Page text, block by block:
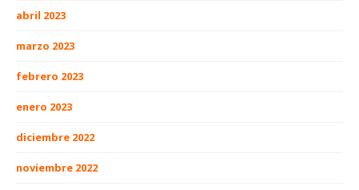
abril 2023
marzo 2023
febrero 2023
enero 2023
diciembre 2022
noviembre 2022